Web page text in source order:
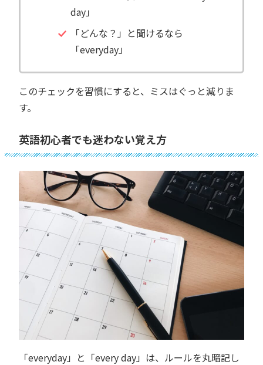
day」
「どんな？」と聞けるなら
「everyday」
このチェックを習慣にすると、ミスはぐっと減りま
す。
英語初心者でも迷わない覚え方
「everyday」と「every day」は、ルールを丸暗記し